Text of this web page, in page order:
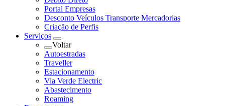
Portal Empresas
Desconto Veículos Transporte Mercadorias
Criação de Perfis
Serviços
Voltar
Autoestradas
Traveller
Estacionamento
Via Verde Electric
Abastecimento
Roaming